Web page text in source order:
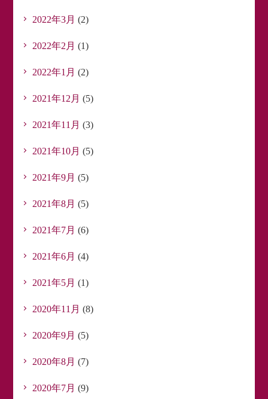
2022年3月 (2)
2022年2月 (1)
2022年1月 (2)
2021年12月 (5)
2021年11月 (3)
2021年10月 (5)
2021年9月 (5)
2021年8月 (5)
2021年7月 (6)
2021年6月 (4)
2021年5月 (1)
2020年11月 (8)
2020年9月 (5)
2020年8月 (7)
2020年7月 (9)